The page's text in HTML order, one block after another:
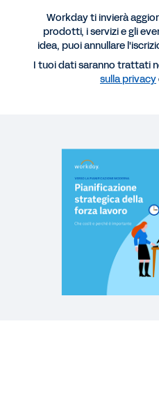
Altre risorse
E-BOOK
Pianificazione strategica
PAGINA WEB
Aiuta la tua forza lavoro
DEMO RAPIDA
Demo rapida sulla
Workday ti invierà
prodotti, i servizi e gli
idea, puoi annullare
I tuoi dati saranno trattati
sulla privacy